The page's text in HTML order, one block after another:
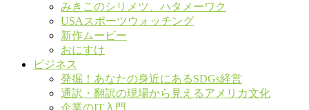
みきこのシリメツ、ハタメーワク
USAスポーツウォッチング
新作ムービー
おにすけ
ビジネス
発掘！あなたの身近にあるSDGs経営
通訳・翻訳の現場から見えるアメリカ文化
企業のIT入門